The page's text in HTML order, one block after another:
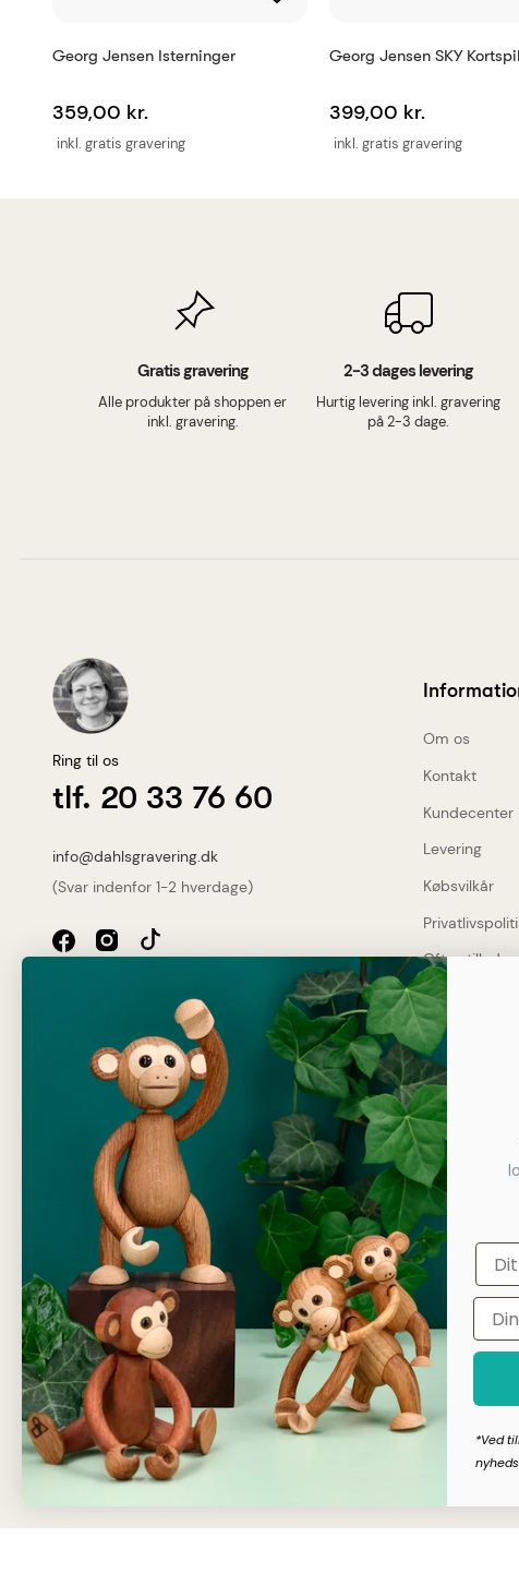
Georg Jensen Isterninger
inkl. gratis gravering
359,00 kr.
Georg Jensen SKY Kortspil
inkl. gratis gravering
399,00 kr.
Gratis gravering
Alle produkter på shoppen er
inkl. gravering.
2-3 dages levering
Hurtig levering inkl. gravering
på 2-3 dage.
Ring til os
tlf. 20 33 76 60
info@dahlsgravering.dk
(Svar indenfor 1-2 hverdage)
Dahlsgravering.dk
Øster Løgumvej 13 B
Genner
6230 Rødekro
Om os
Kontakt
Kundecenter
Levering
Købsvilkår
Ofte stillede
Dine fordele
Gratis
2-3 dags
Sikker
Dansk
*Ved